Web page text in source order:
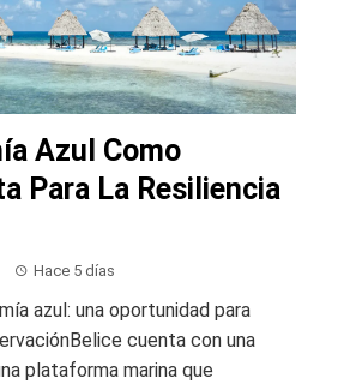
Azul Como
Para La Resiliencia
Hace 5 días
azul: una oportunidad para
cuenta con una
plataforma marina que